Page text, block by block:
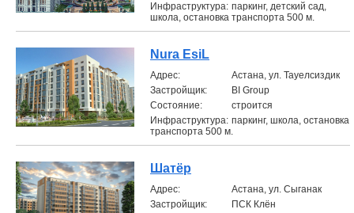
Инфраструктура: паркинг, детский сад,
школа, остановка транспорта 500 м.
Nura EsiL
Aдрес:
Астана, ул. Тауелсиздик
Застройщик:
BI Group
Состояние:
строится
Инфраструктура: паркинг, школа, остановка
транспорта 500 м.
Шатёр
Aдрес:
Астана, ул. Сыганак
Застройщик:
ПCК Клён